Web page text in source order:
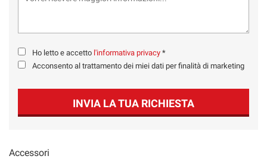
Ho letto e accetto l'informativa privacy *
Acconsento al trattamento dei miei dati per finalità di marketing
INVIA LA TUA RICHIESTA
Accessori